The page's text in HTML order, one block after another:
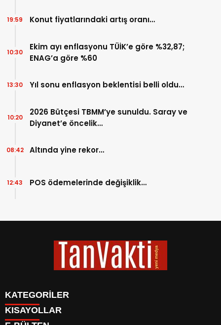
Konut fiyatlarındaki artış oranı…
19:59
Ekim ayı enflasyonu TÜİK’e göre %32,87;
ENAG’a göre %60
10:30
Yıl sonu enflasyon beklentisi belli oldu…
13:30
2026 Bütçesi TBMM’ye sunuldu. Saray ve
Diyanet’e öncelik…
10:20
Altında yine rekor…
08:42
POS ödemelerinde değişiklik…
12:43
KATEGORİLER
BİYOGRAFİLER
KISAYOLLAR